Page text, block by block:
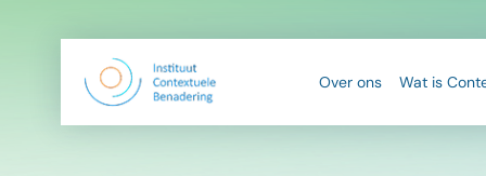
Over ons Wat is